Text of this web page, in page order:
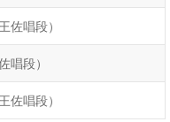
佐唱段）
唱段）
佐唱段）